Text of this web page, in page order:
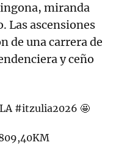
miranda
Las ascensiones
de una carrera de
y ceño
#itzulia2026 🤩